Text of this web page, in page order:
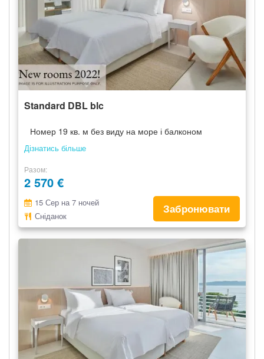
Standard DBL blc
Номер 19 кв. м без виду на море і балконом
Дізнатись більше
Разом
2 570 €
15 Сер на 7 ночей
Сніданок
Забронювати